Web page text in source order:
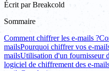
Écrit par Breakcold
Sommaire
Comment chiffrer les e-mails ?
mailsPourquoi chiffrer vos e-
mailsUtilisation d'un fournisseur
logiciel de chiffrement des e-